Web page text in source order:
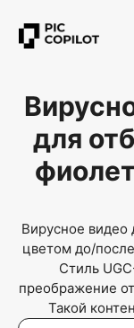
для
Вирусное видео
цветом до/
Стиль
преображение
Такой